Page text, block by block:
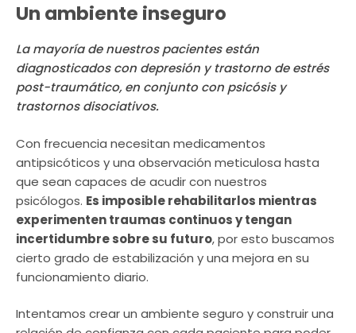
Un ambiente inseguro
La mayoría de nuestros pacientes están
diagnosticados con depresión y trastorno de estrés
post-traumático, en conjunto con psicósis y
trastornos disociativos.
Con frecuencia necesitan medicamentos
antipsicóticos y una observación meticulosa hasta
que sean capaces de acudir con nuestros
psicólogos. Es imposible rehabilitarlos mientras
experimenten traumas continuos y tengan
incertidumbre sobre su futuro, por esto buscamos
cierto grado de estabilización y una mejora en su
funcionamiento diario.
Intentamos crear un ambiente seguro y construir una